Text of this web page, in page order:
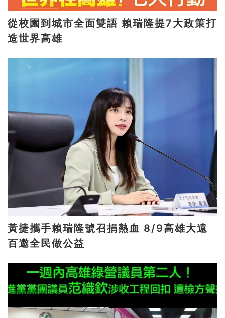
從校園到城市全面雙語 賴瑞隆提7大政策打
造世界高雄
黃捷攜手賴瑞隆號召捐熱血 8/9高雄大遠
百邀全民做公益